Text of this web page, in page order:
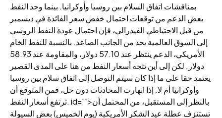
بمناقشات اتفاق السلام بين روسيا وأوكرانيا. بينما وجد النفط
بعض الدعم من توقعات احتمال خفض سعر الفائدة في ديسمبر
من قبل الاحتياطي الفيدرالي، فإن احتمال عودة النفط الروسي
إلى السوق العالمية يحد من الجانب الصاعد. بالنسبة للنفط الخام
الأمريكي، الدعم ينتظر عند 57.10 دولار، والمقاومة عند 58.93
دولار. لكن إلى أين تتجه أسعار النفط من هنا على المدى القصير
يعتمد حقا على ما إذا كان سيتم التوصل إلى اتفاق سلام بين روسيا
وأوكرانيا أم لا. إذا انهارت المحادثات دون حل، فمن المتوقع أن
ترتفع أسعار النفط. id="">بالنظر إلى المستقبل، من المحتمل أن
تستنزف عطلة عيد الشكر الأمريكية (يوم الخميس) بعض السيولة